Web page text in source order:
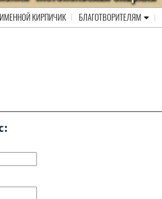
ИМЕННОЙ КИРПИЧИК БЛАГОТВОРИТЕЛЯМ